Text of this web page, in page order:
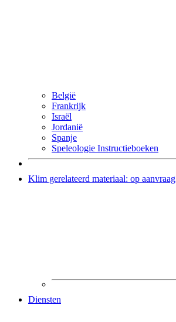
België
Frankrijk
Israël
Jordanië
Spanje
Speleologie Instructieboeken
Klim gerelateerd materiaal: op aanvraag
Diensten